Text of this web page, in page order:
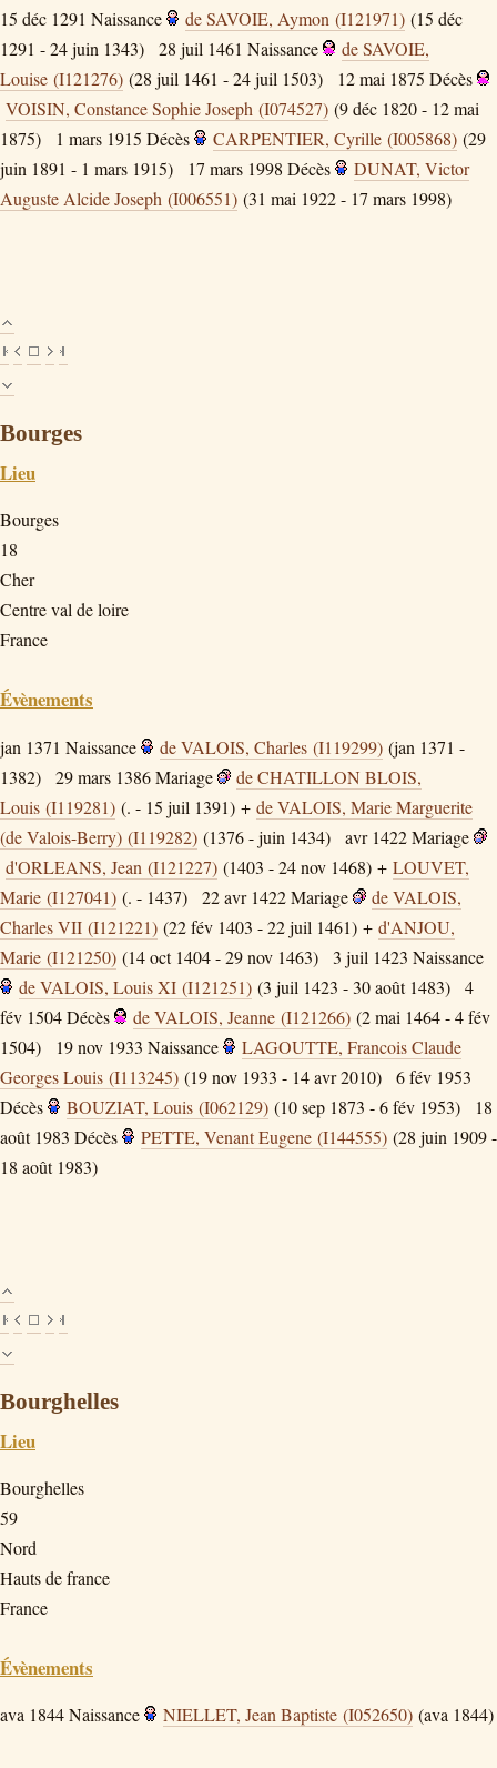
15 déc 1291 Naissance de SAVOIE, Aymon (I121971) (15 déc
1291 - 24 juin 1343)
28 juil 1461 Naissance
de SAVOIE,
Louise (I121276) (28 juil 1461 - 24 juil 1503) 12 mai 1875 Décès
VOISIN, Constance Sophie Joseph (I074527) (9 déc 1820 - 12 mai
1875)
1 mars 1915 Décès CARPENTIER, Cyrille (I005868) (29
juin 1891 - 1 mars 1915)
17 mars 1998 Décès
DUNAT, Victor
Auguste Alcide Joseph (I006551) (31 mai 1922 - 17 mars 1998)
Bourges
Lieu
Bourges
18
Cher
Centre val de loire
France
Évènements
jan 1371 Naissance de VALOIS, Charles (I119299) (jan 1371 -
1382)
29 mars 1386Mariage
de CHATILLON BLOIS,
Louis (I119281) (. - 15 juil 1391) + de VALOIS, Marie Marguerite
(de Valois-Berry) (I119282) (1376 - juin 1434) avr 1422Mariage
d'ORLEANS, Jean (I121227) (1403 - 24 nov 1468) + LOUVET,
Marie (I127041) (. - 1437) 22 avr 1422Mariage
de VALOIS,
Charles VII (I121221) (22 fév 1403 - 22 juil 1461) + d'ANJOU,
Marie (I121250) (14 oct 1404 - 29 nov 1463) 3 juil 1423 Naissance
de VALOIS, Louis XI (I121251) (3 juil 1423 - 30 août 1483)
4
fév 1504Décès de VALOIS, Jeanne (I121266) (2 mai 1464 - 4 fév
1504)
19 nov 1933 Naissance
LAGOUTTE, Francois Claude
Georges Louis (I113245) (19 nov 1933 - 14 avr 2010)
6 fév 1953
Décès
BOUZIAT, Louis (I062129) (10 sep 1873 - 6 fév 1953)
18
août 1983 Décès PETTE, Venant Eugene (I144555) (28 juin 1909 -
18 août 1983)
Bourghelles
Lieu
Bourghelles
59
Nord
Hauts de france
France
Évènements
ava 1844Naissance NIELLET, Jean Baptiste (I052650) (ava 1844)